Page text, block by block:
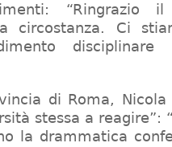
circostanza. Ci
di Roma,
stessa a reagire”:
la drammatica